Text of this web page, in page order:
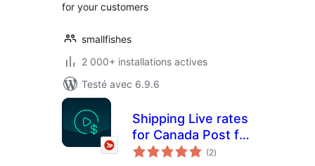
for your customers
smallfishes
2 000+ installations actives
Testé avec 6.9.6
Shipping Live rates
for Canada Post for
WooCommerce
(2notes
en
)